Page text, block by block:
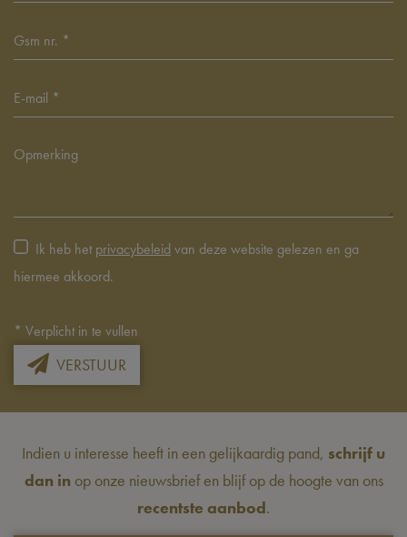
Ik heb hetprivacybeleidvan deze website gelezen en ga
hiermee akkoord.
* Verplicht in te vullen
VERSTUUR
Indien u interesse heeft in een gelijkaardig pand, schrijf u
dan in op onze nieuwsbrief en blijf op de hoogte van ons
recentste aanbod.